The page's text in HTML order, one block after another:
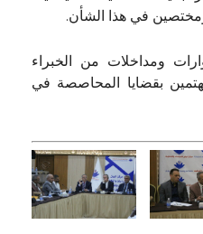
ومختصين في هذا الشأن.
ومداخلات من الخبراء
بقضايا المحاصصة في